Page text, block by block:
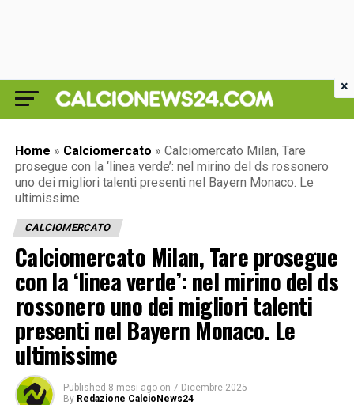
Home » Calciomercato » Calciomercato Milan, Tare
prosegue con la ‘linea verde’: nel mirino del ds rossonero
uno dei migliori talenti presenti nel Bayern Monaco. Le
ultimissime
CALCIOMERCATO
Calciomercato Milan, Tare prosegue
con la ‘linea verde’: nel mirino del ds
rossonero uno dei migliori talenti
presenti nel Bayern Monaco. Le
ultimissime
Published 8 mesi ago on 7 Dicembre 2025
By Redazione CalcioNews24
×